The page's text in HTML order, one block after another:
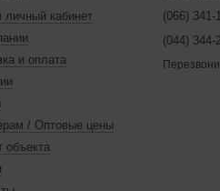
и без заморочек!
личный кабинет
и оплата
/ Оптовые цены
объекта
(066) 341-
(044) 344-